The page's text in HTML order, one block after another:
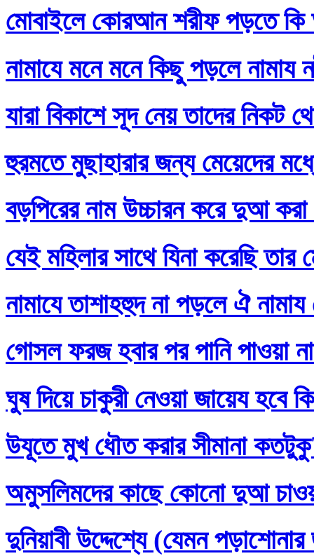
মোবাইলে কোরআন শরীফ পড়তে
নামাযে মনে মনে কিছু পড়লে নামায
যারা বিকাশে সূদ নেয় তাদের নিকট
হুরমতে মুছাহারার জন্য মেয়েদের
বড়পিরের নাম উচ্চারন করে দুআ করা
যেই মহিলার সাথে যিনা করেছি তার
নামাযে তাশাহহুদ না পড়লে ঐ
গোসল ফরজ হবার পর পানি পাওয়া
ঘুষ দিয়ে চাকুরী নেওয়া জায়েয হবে
উযূতে মুখ ধৌত করার সীমানা
অমুসলিমদের কাছে কোনো দুআ
দুনিয়াবী উদ্দেশ্যে (যেমন